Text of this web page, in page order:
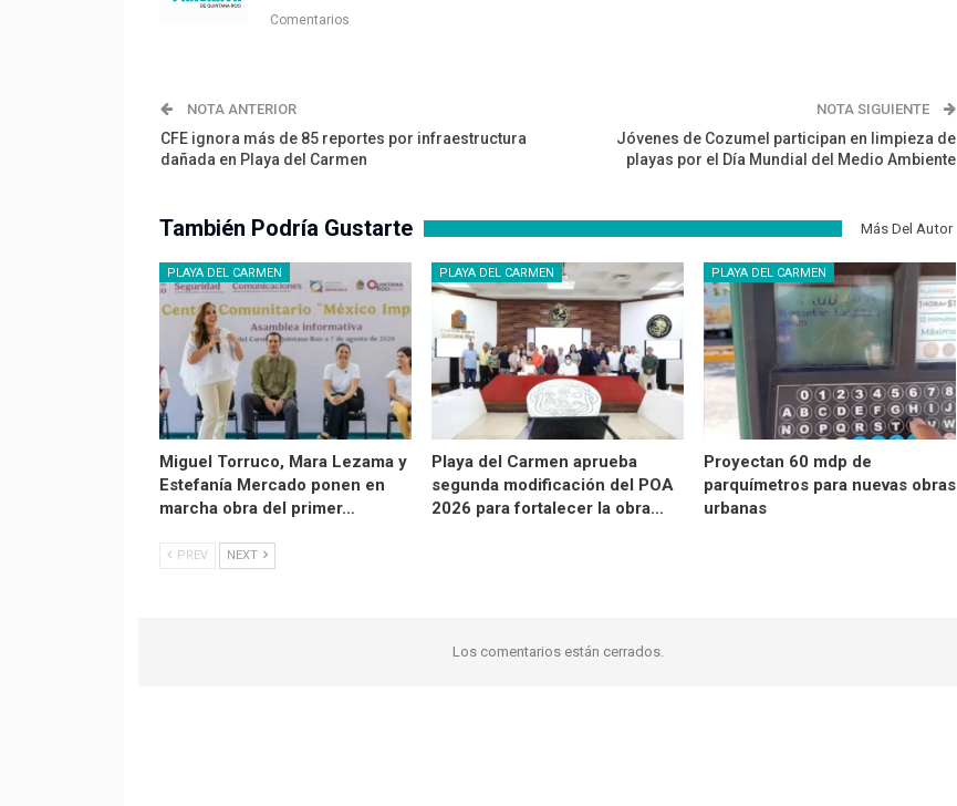
Comentarios
NOTA ANTERIOR
CFE ignora más de 85 reportes por infraestructura
dañada en Playa del Carmen
NOTA SIGUIENTE
Jóvenes de Cozumel participan en limpieza de
playas por el Día Mundial del Medio Ambiente
También Podría Gustarte Más Del Autor
PLAYA DEL CARMEN
Miguel Torruco, Mara Lezama y
Estefanía Mercado ponen en
marcha obra del primer…
PLAYA DEL CARMEN
Playa del Carmen aprueba
segunda modificación del POA
2026 para fortalecer la obra…
PLAYA DEL CARMEN
Proyectan 60 mdp de
parquímetros para nuevas obras
urbanas
PREV NEXT
Los comentarios están cerrados.